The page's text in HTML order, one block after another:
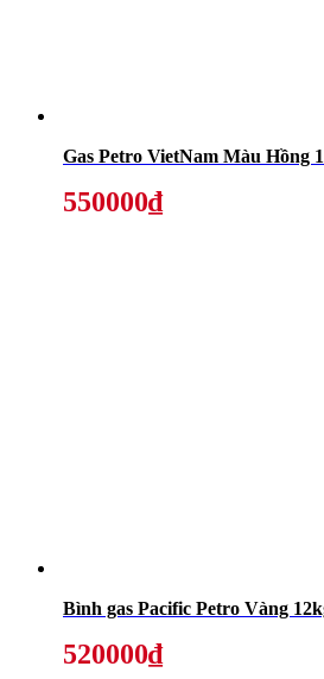
Gas Petro VietNam Màu Hồng
550000₫
Bình gas Pacific Petro Vàng
520000₫